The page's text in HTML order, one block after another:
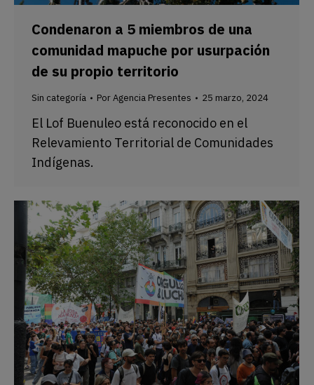
Condenaron a 5 miembros de una
comunidad mapuche por usurpación
de su propio territorio
Sin categoría PorAgencia Presentes 25 marzo, 2024
El Lof Buenuleo está reconocido en el
Relevamiento Territorial de Comunidades
Indígenas.